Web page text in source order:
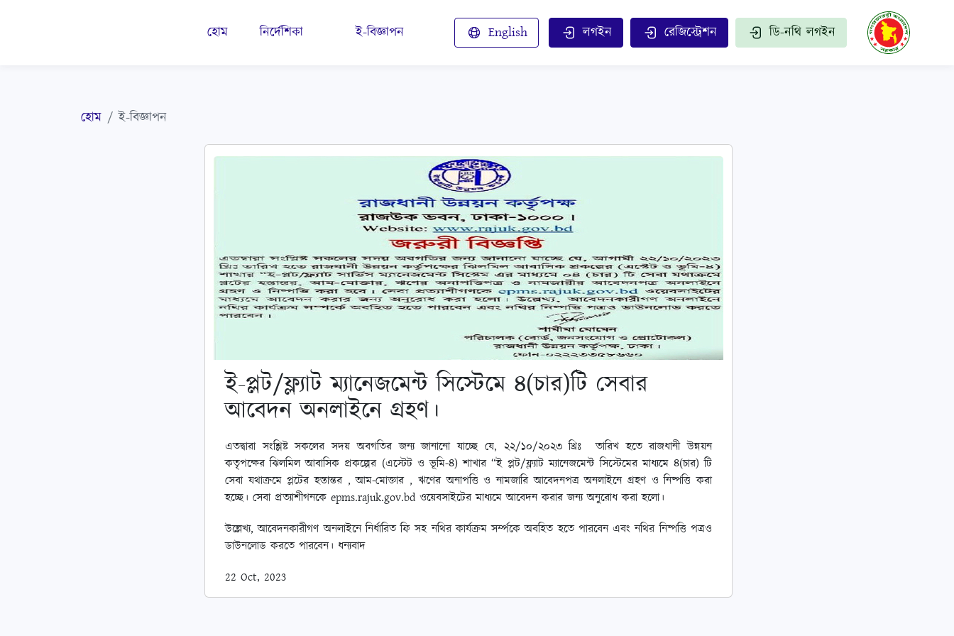
হোম নির্দেশিকা ই-বিজ্ঞাপন English লগইন রেজিস্ট্রেশন ডি-নথি লগইন
হোম ই-বিজ্ঞাপন
ই-প্লট/ফ্ল্যাট ম্যানেজমেন্ট সিস্টেমে ৪(চার)টি সেবার
আবেদন অনলাইনে গ্রহণ।
এতদ্বারা সংশ্লিষ্ট সকলের সদয় অবগতির জন্য জানানো যাচ্ছে যে, ২২/১০/২০২৩ খ্রিঃ তারিখ হতে রাজধানী উন্নয়ন
কতৃপক্ষের ঝিলমিল আবাসিক প্রকল্পের (এস্টেট ও ভূমি-৪) শাখার “ই প্লট/ফ্ল্যাট ম্যানেজমেন্ট সিস্টেমের মাধ্যমে ৪(চার) টি
সেবা যথাক্রমে প্লটের হস্তান্তর , আম-মোক্তার , ঋণের অনাপত্তি ও নামজারি আবেদনপত্র অনলাইনে গ্রহণ ও নিষ্পত্তি করা
হচ্ছে। সেবা প্রত্যাশীগনকে epms.rajuk.gov.bd ওয়েবসাইটের মাধ্যমে আবেদন করার জন্য অনুরোধ করা হলো।
উল্লেখ্য, আবেদনকারীগণ অনলাইনে নির্ধারিত ফি সহ নথির কার্যক্রম সর্ম্পকে অবহিত হতে পারবেন এবং নথির নিষ্পত্তি পত্রও
ডাউনলোড করতে পারবেন। ধন্যবাদ
22 Oct, 2023